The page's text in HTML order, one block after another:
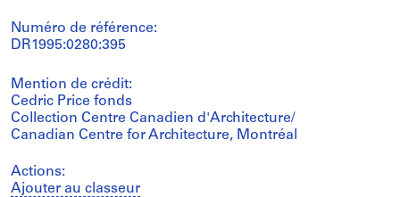
Numéro de référence:
DR1995:0280:395
Mention de crédit:
Cedric Price fonds
Collection Centre Canadien d'Architecture/
Canadian Centre for Architecture, Montréal
Actions:
Ajouter au classeur